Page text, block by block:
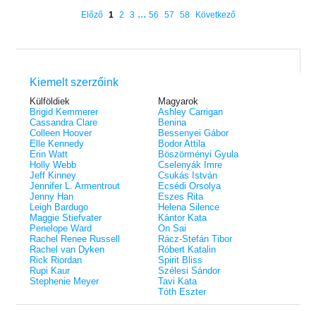
Rebel (A Renegátok 3.)
udvara 5.)
Különleges éldekorált kiadás! -
Javított kiadás
Előző 1 2 3 ... 56 57 58 Következő
Kiemelt szerzőink
Külföldiek
Brigid Kemmerer
Cassandra Clare
Colleen Hoover
Elle Kennedy
Erin Watt
Holly Webb
Jeff Kinney
Jennifer L. Armentrout
Jenny Han
Leigh Bardugo
Maggie Stiefvater
Penelope Ward
Rachel Renee Russell
Rachel van Dyken
Rick Riordan
Rupi Kaur
Stephenie Meyer
Magyarok
Ashley Carrigan
Benina
Bessenyei Gábor
Bodor Attila
Böszörményi Gyula
Cselenyák Imre
Csukás István
Ecsédi Orsolya
Eszes Rita
Helena Silence
Kántor Kata
On Sai
Rácz-Stefán Tibor
Róbert Katalin
Spirit Bliss
Szélesi Sándor
Tavi Kata
Tóth Eszter